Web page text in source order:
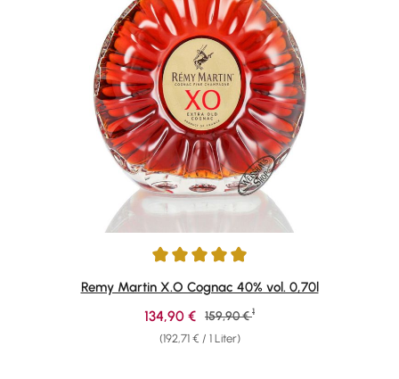
Durchschnittliche Bewertung von 4.94 von 5 Sternen
Remy Martin X.O Cognac 40% vol. 0,70l
(192,71 € / 1 Liter)
Verkaufspreis:
134,90 € Regulärer Preis:
159,90 € 1